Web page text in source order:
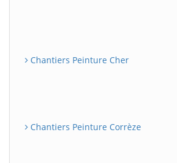
Chantiers Peinture Cher
Chantiers Peinture Corrèze